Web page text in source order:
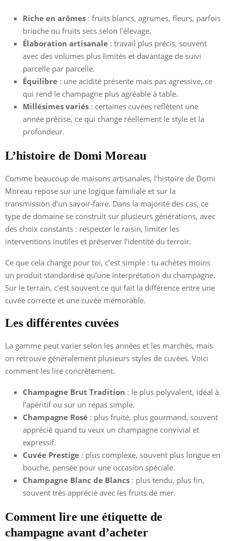
Riche en arômes : fruits blancs, agrumes, fleurs, parfois
brioche ou fruits secs selon l’élevage.
Élaboration artisanale : travail plus précis, souvent
avec des volumes plus limités et davantage de suivi
parcelle par parcelle.
Équilibre : une acidité présente mais pas agressive, ce
qui rend le champagne plus agréable à table.
Millésimes variés : certaines cuvées reflètent une
année précise, ce qui change réellement le style et la
profondeur.
L’histoire de Domi Moreau
Comme beaucoup de maisons artisanales, l’histoire de Domi
Moreau repose sur une logique familiale et sur la
transmission d’un savoir-faire. Dans la majorité des cas, ce
type de domaine se construit sur plusieurs générations, avec
des choix constants : respecter le raisin, limiter les
interventions inutiles et préserver l’identité du terroir.
Ce que cela change pour toi, c’est simple : tu achètes moins
un produit standardisé qu’une interprétation du champagne.
Sur le terrain, c’est souvent ce qui fait la différence entre une
cuvée correcte et une cuvée mémorable.
Les différentes cuvées
La gamme peut varier selon les années et les marchés, mais
on retrouve généralement plusieurs styles de cuvées. Voici
comment les lire concrètement.
Champagne Brut Tradition : le plus polyvalent, idéal à
l’apéritif ou sur un repas simple.
Champagne Rosé : plus fruité, plus gourmand, souvent
apprécié quand tu veux un champagne convivial et
expressif.
Cuvée Prestige : plus complexe, souvent plus longue en
bouche, pensée pour une occasion spéciale.
Champagne Blanc de Blancs : plus tendu, plus fin,
souvent très apprécié avec les fruits de mer.
Comment lire une étiquette de
champagne avant d’acheter